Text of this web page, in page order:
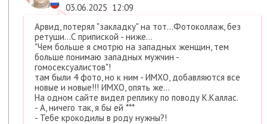
03.06.2025 12:09
Арвид, потерял "закладку" на тот...Фотоколлаж, без
ретуши...С припиской - ниже...
"Чем больше я смотрю на западных женщин, тем
больше понимаю западных мужчин -
гомосексуалистов"!
там были 4 фото, но к ним - ИМХО, добавляются все
новые и новые!!! ИМХО, опять же...
На одном сайте видел реплику по поводу К.Каллас.
- А, ничего так, я бы ей ***
- Тебе крокодилы в роду нужны?!